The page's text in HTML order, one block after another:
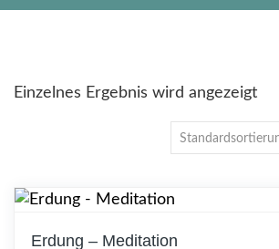
Einzelnes Ergebnis wird angezeigt
Erdung – Meditation